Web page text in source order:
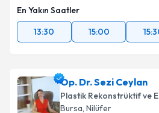
En Yakın Saatler
13:30
15:00
Op. Dr. Sezi Ceylan
Plastik Rekonstrüktif ve
Bursa, Nilüfer